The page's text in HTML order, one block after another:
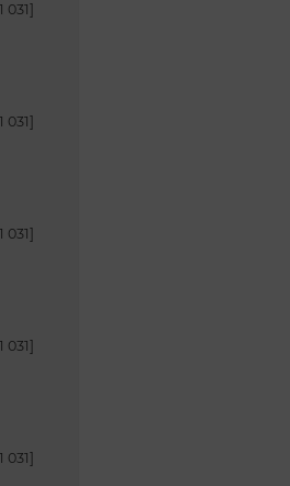
031]
031]
031]
031]
031]